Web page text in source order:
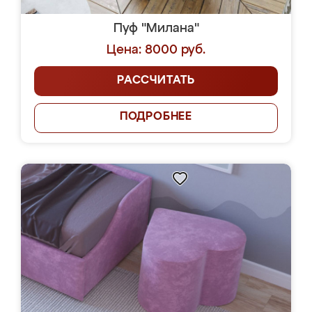
Пуф "Милана"
Цена: 8000 руб.
РАССЧИТАТЬ
ПОДРОБНЕЕ